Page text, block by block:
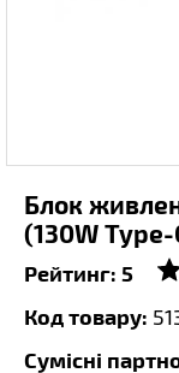
Блок
(130W
Рейтинг: 5
Код товару:
Сумісні